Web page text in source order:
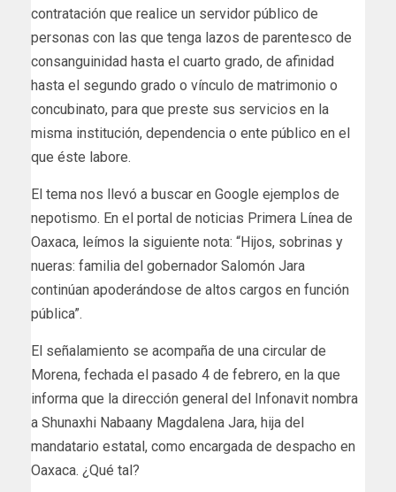
contratación que realice un servidor público de
personas con las que tenga lazos de parentesco de
consanguinidad hasta el cuarto grado, de afinidad
hasta el segundo grado o vínculo de matrimonio o
concubinato, para que preste sus servicios en la
misma institución, dependencia o ente público en el
que éste labore.
El tema nos llevó a buscar en Google ejemplos de
nepotismo. En el portal de noticias Primera Línea de
Oaxaca, leímos la siguiente nota: “Hijos, sobrinas y
nueras: familia del gobernador Salomón Jara
continúan apoderándose de altos cargos en función
pública”.
El señalamiento se acompaña de una circular de
Morena, fechada el pasado 4 de febrero, en la que
informa que la dirección general del Infonavit nombra
a Shunaxhi Nabaany Magdalena Jara, hija del
mandatario estatal, como encargada de despacho en
Oaxaca. ¿Qué tal?